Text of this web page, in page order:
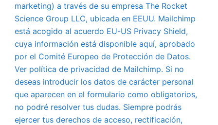
marketing) a través de su empresa The Rocket
Science Group LLC, ubicada en EEUU. Mailchimp
está acogido al acuerdo EU-US Privacy Shield,
cuya información está disponible aquí, aprobado
por el Comité Europeo de Protección de Datos.
Ver política de privacidad de Mailchimp. Si no
deseas introducir los datos de carácter personal
que aparecen en el formulario como obligatorios,
no podré resolver tus dudas. Siempre podrás
ejercer tus derechos de acceso, rectificación,